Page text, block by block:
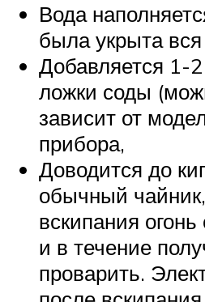
Вода
была укрыта вся
Добавляется 1-
ложки соды
зависит от
прибора,
Доводится до
обычный
вскипания
и в течение
проварить.